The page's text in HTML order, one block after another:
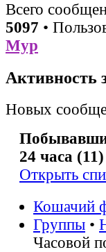
Всего
5097 •
Мур
Активность
Новых
24 часа (11)
Открыть
Кошачий
Группы •
Часовой